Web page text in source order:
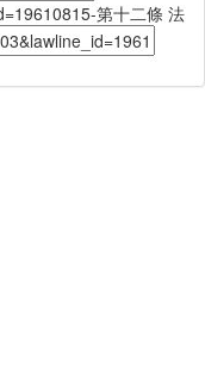
第十二條 法